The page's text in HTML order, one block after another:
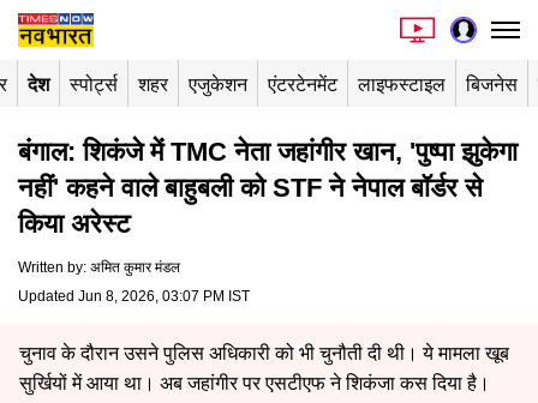
देश स्पोर्ट्स शहर एजुकेशन एंटरटेनमेंट लाइफस्टाइल बिजनेस
बंगाल: शिकंजे में TMC नेता जहांगीर खान, 'पुष्पा झुकेगा
नहीं' कहने वाले बाहुबली को STF ने नेपाल बॉर्डर से
किया अरेस्ट
Written by: अमित कुमार मंडल
Updated Jun 8, 2026, 03:07 PM IST
चुनाव के दौरान उसने पुलिस अधिकारी को भी चुनौती दी थी। ये मामला खूब
सुर्खियों में आया था। अब जहांगीर पर एसटीएफ ने शिकंजा कस दिया है।